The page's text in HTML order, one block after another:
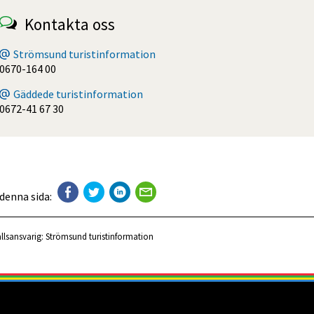
Kontakta oss
Strömsund turistinformation
0670-164 00
Gäddede turistinformation
0672-41 67 30
sida:
Strömsund turistinformation